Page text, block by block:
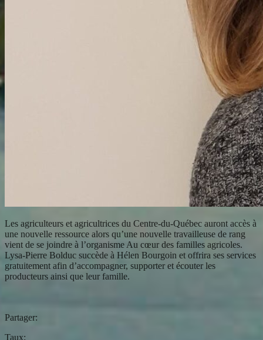
Les agriculteurs et agricultrices du Centre-du-Québec auront accès à
une nouvelle ressource alors qu’une nouvelle travailleuse de rang
vient de se joindre à l’organisme Au cœur des familles agricoles.
Lysa-Pierre Bolduc succède à Hélen Bourgoin et offrira ses services
gratuitement afin d’accompagner, supporter et écouter les
producteurs ainsi que leur famille.
Partager:
Taux: